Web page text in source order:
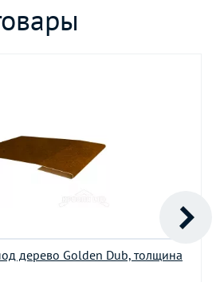
дерево Golden Dub, толщина